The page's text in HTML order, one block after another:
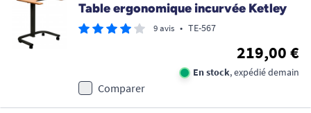
Table ergonomique incurvée Ketley
9 avis • TE-567
219,00 €
En stock, expédié demain
Comparer